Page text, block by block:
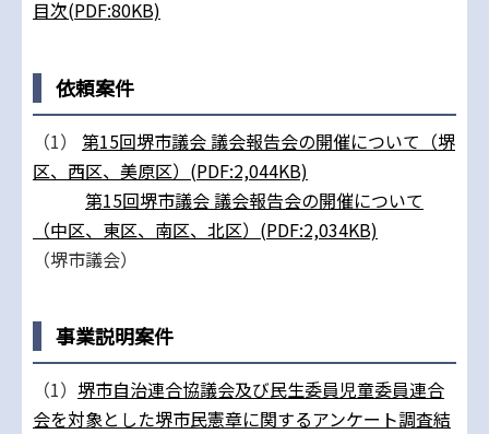
目次(PDF:80KB)
依頼案件
（1） 第15回堺市議会 議会報告会の開催について（堺
区、西区、美原区）(PDF:2,044KB)
第15回堺市議会 議会報告会の開催について
（中区、東区、南区、北区）(PDF:2,034KB)
（堺市議会）
事業説明案件
（1） 堺市自治連合協議会及び民生委員児童委員連合
会を対象とした堺市民憲章に関するアンケート調査結